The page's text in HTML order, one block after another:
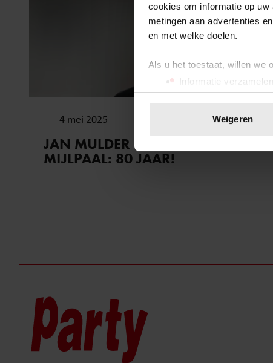
cookies om informatie op uw
metingen aan advertenties
en met welke doelen.
Als u het toestaat, willen we
Informatie
Uw apparaat
toestemming op elk
We gebruiken cookies om
Weigeren
4 mei 2025
JAN MULDER VIERT MOOIE
MIJLPAAL: 80 JAAR!